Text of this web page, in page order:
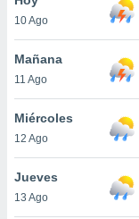
en
más
nuestra
de
10 Ago
Mañana
11 Ago
Miércoles
12 Ago
Jueves
13 Ago